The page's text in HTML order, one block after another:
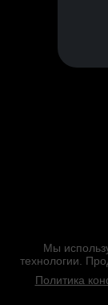
Мы
технологии.
Политика